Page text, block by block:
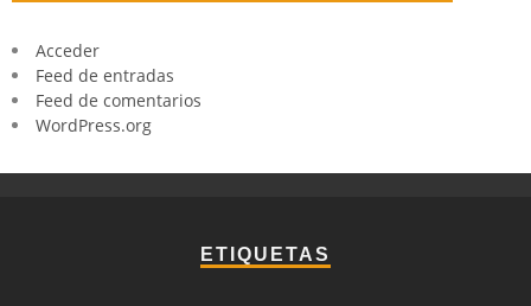
Acceder
Feed de entradas
Feed de comentarios
WordPress.org
ETIQUETAS